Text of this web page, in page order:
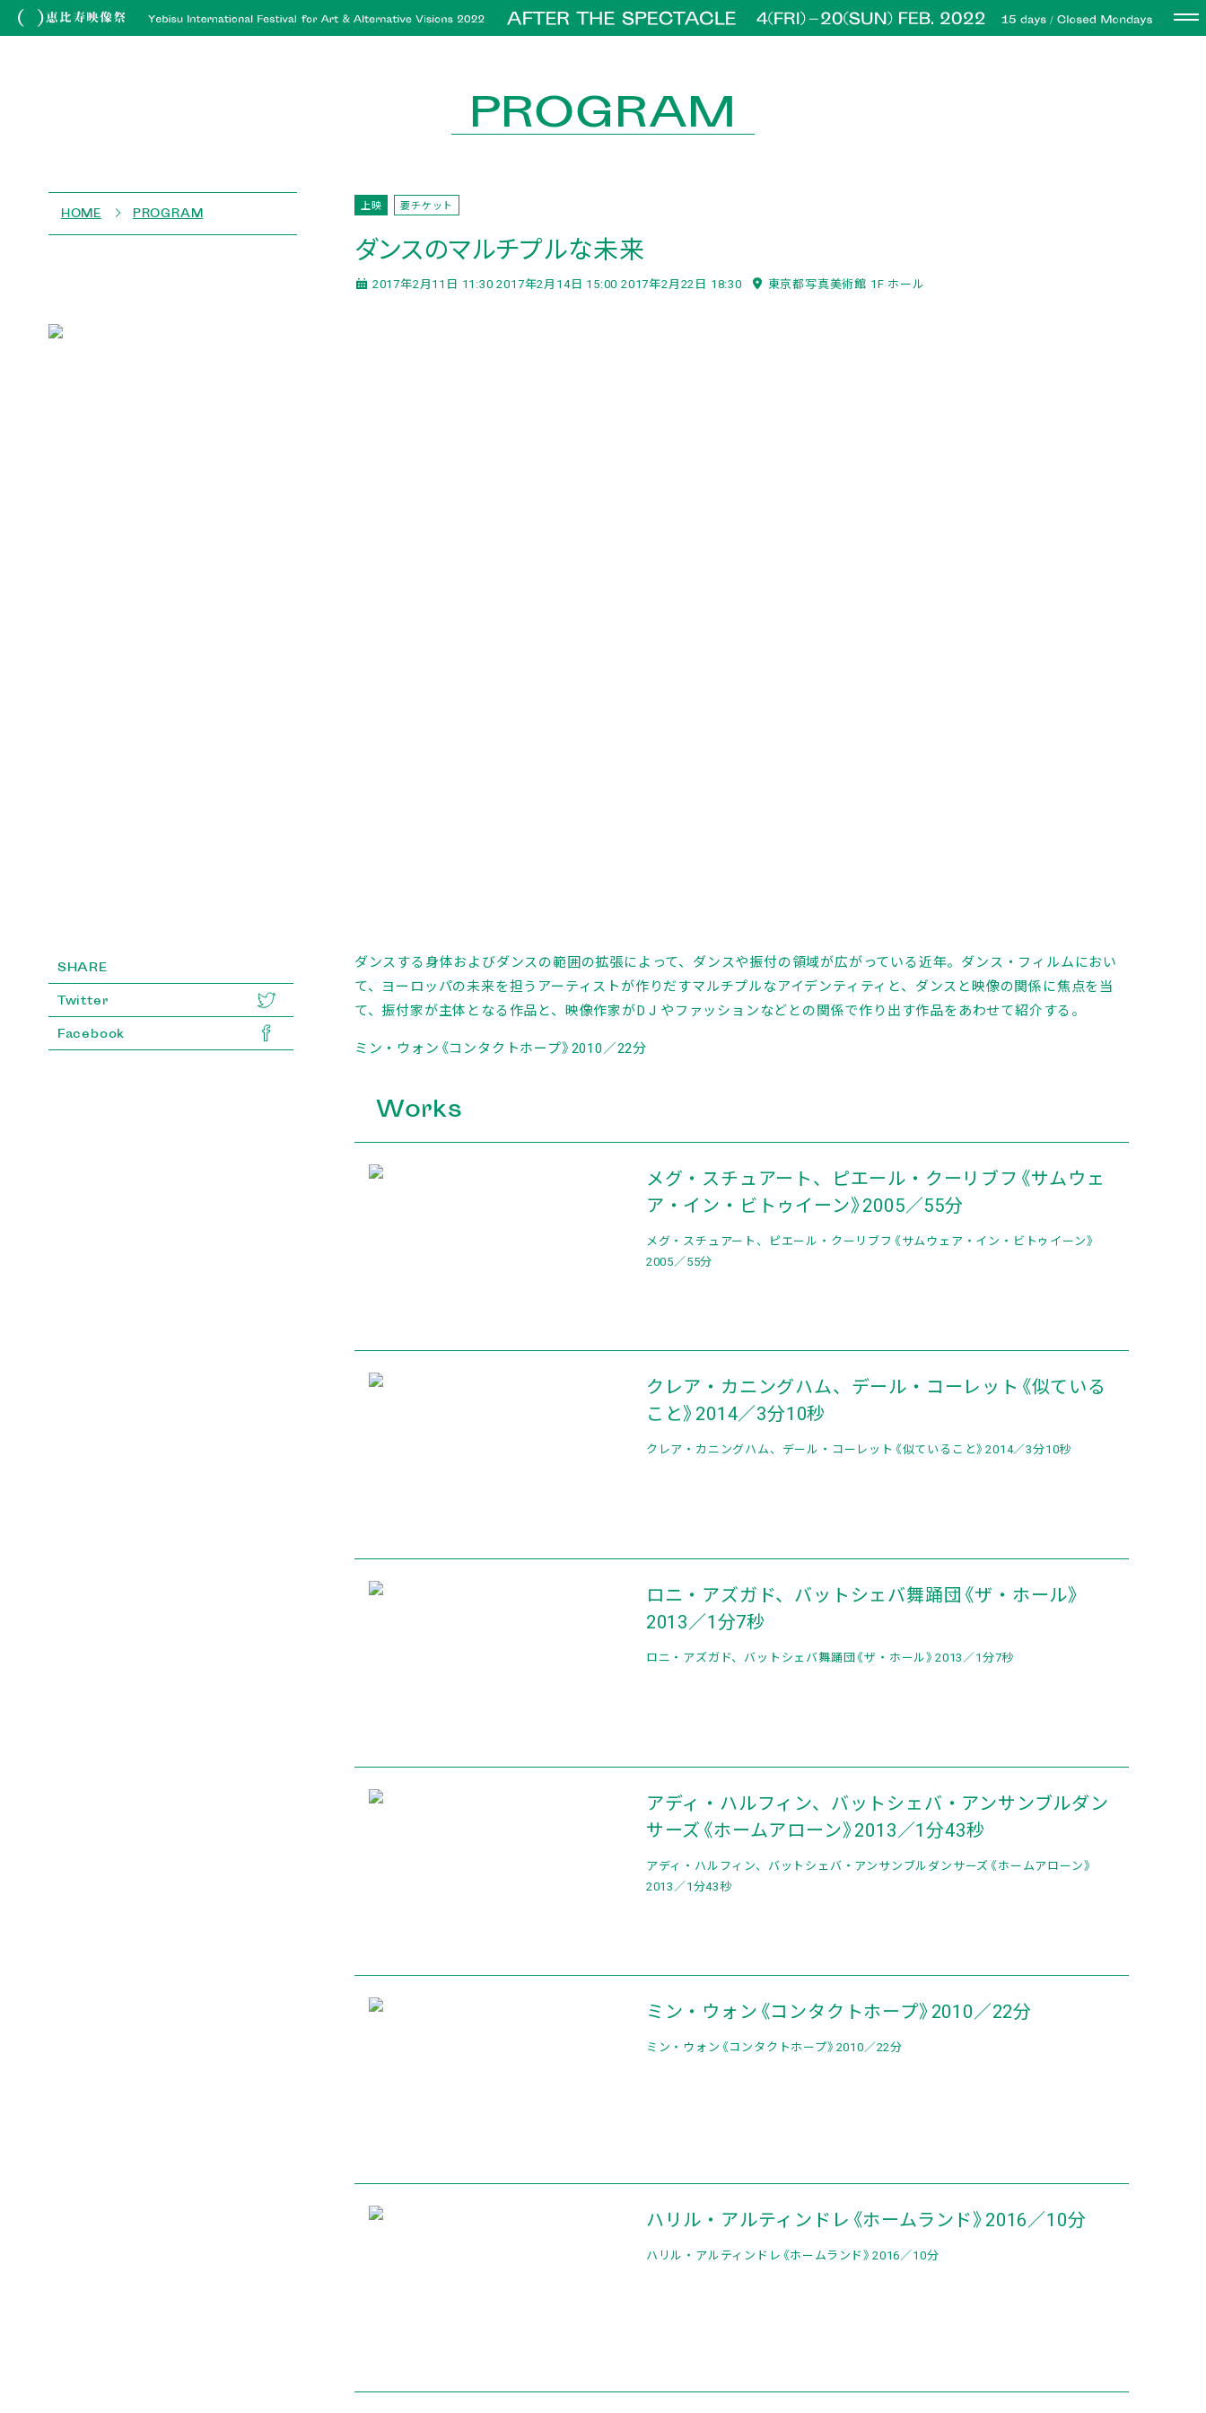
PROGRAM
HOME PROGRAM
上映 要チケット
ダンスのマルチプルな未来
2017年2月11日 11:30 2017年2月14日 15:00 2017年2月22日 18:30 東京都写真美術館 1F ホール
SHARE
Twitter
Facebook
ダンスする身体およびダンスの範囲の拡張によって、ダンスや振付の領域が広がっている近年。ダンス・フィルムにおい
て、ヨーロッパの未来を担うアーティストが作りだすマルチプルなアイデンティティと、ダンスと映像の関係に焦点を当
て、振付家が主体となる作品と、映像作家がD J やファッションなどとの関係で作り出す作品をあわせて紹介する。
ミン・ウォン《コンタクトホープ》2010／22分
Works
メグ・スチュアート、ピエール・クーリブフ《サムウェ
ア・イン・ビトゥイーン》2005／55分
メグ・スチュアート、ピエール・クーリブフ《サムウェア・イン・ビトゥイーン》
2005／55分
クレア・カニングハム、デール・コーレット《似ている
こと》2014／3分10秒
クレア・カニングハム、デール・コーレット《似ていること》2014／3分10秒
ロニ・アズガド、バットシェバ舞踊団《ザ・ホール》
2013／1分7秒
ロニ・アズガド、バットシェバ舞踊団《ザ・ホール》2013／1分7秒
アディ・ハルフィン、バットシェバ・アンサンブルダン
サーズ《ホームアローン》2013／1分43秒
アディ・ハルフィン、バットシェバ・アンサンブルダンサーズ《ホームアローン》
2013／1分43秒
ミン・ウォン《コンタクトホープ》2010／22分
ミン・ウォン《コンタクトホープ》2010／22分
ハリル・アルティンドレ《ホームランド》2016／10分
ハリル・アルティンドレ《ホームランド》2016／10分